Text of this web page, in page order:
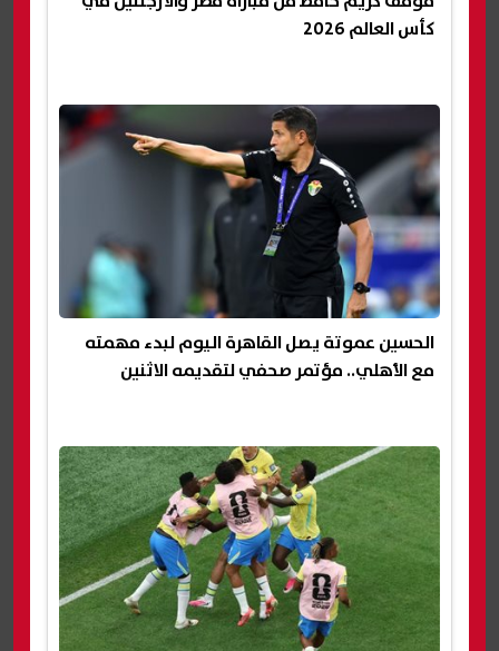
كأس العالم 2026
الحسين عموتة يصل القاهرة اليوم لبدء مهمته
مع الأهلي.. مؤتمر صحفي لتقديمه الاثنين